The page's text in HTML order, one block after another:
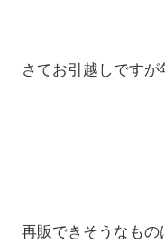
さてお引越しです
再販できそうなもの